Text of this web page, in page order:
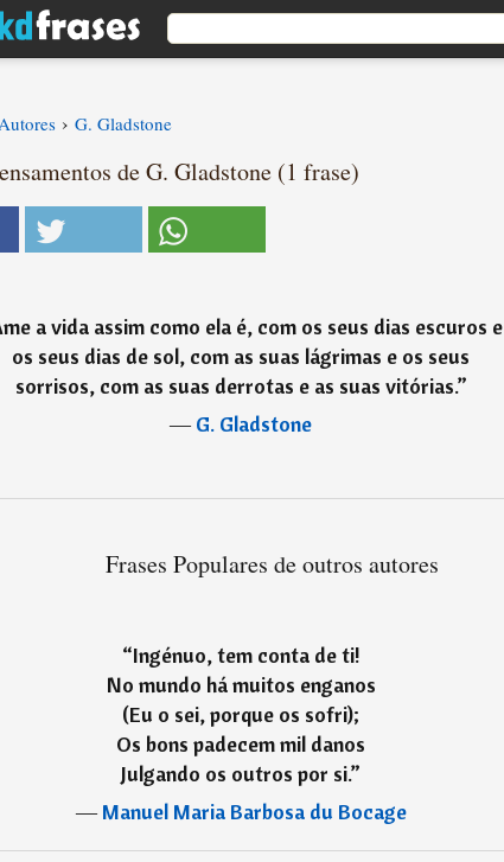
› G. Gladstone
de G. Gladstone (1 frase)
a vida assim como ela é, com os seus dias escuros e
os seus dias de sol, com as suas lágrimas e os seus
sorrisos, com as suas derrotas e as suas vitórias.”
―G. Gladstone
Frases Populares de outros autores
“Ingénuo, tem conta de ti!
No mundo há muitos enganos
(Eu o sei, porque os sofri);
Os bons padecem mil danos
Julgando os outros por si.”
―Manuel Maria Barbosa du Bocage